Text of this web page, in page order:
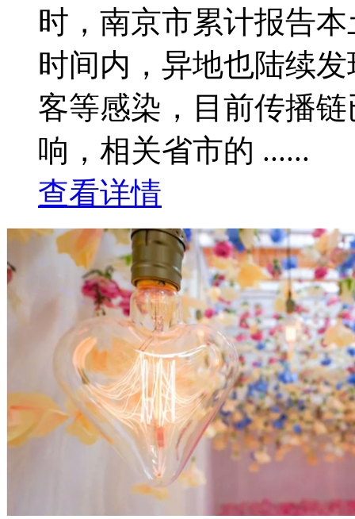
时，南京市累计报告
时间内，异地也陆续
客等感染，目前传播
响，相关省市的 ......
查看详情